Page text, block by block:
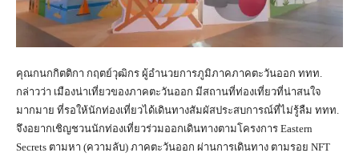
คุณกนกกิตติกา กฤตย์วุฒิกร ผู้อำนวยการภูมิภาคภาคตะวันออก ททท.
กล่าวว่า เมืองน่าเที่ยวของภาคตะวันออก มีสถานที่ท่องเที่ยวที่น่าสนใจ
มากมาย ที่รอให้นักท่องเที่ยวได้เดินทางสัมผัสประสบการณ์ที่ไม่รู้ลืม ททท.
จึงอยากเชิญชวนนักท่องเที่ยวร่วมออกเดินทางตามโครงการ Eastern
Secrets ตามหา (ความลับ) ภาคตะวันออก ผ่านการเดินทาง ตามรอย NFT